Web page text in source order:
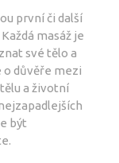
první či další
masáž je
své tělo a
důvěře mezi
a životní
být